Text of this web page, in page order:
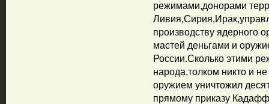
режимами,донорами
производству ядерного
мастей деньгами и
России.Сколько этими
народа,толком никто и
оружием уничтожил
прямому приказу